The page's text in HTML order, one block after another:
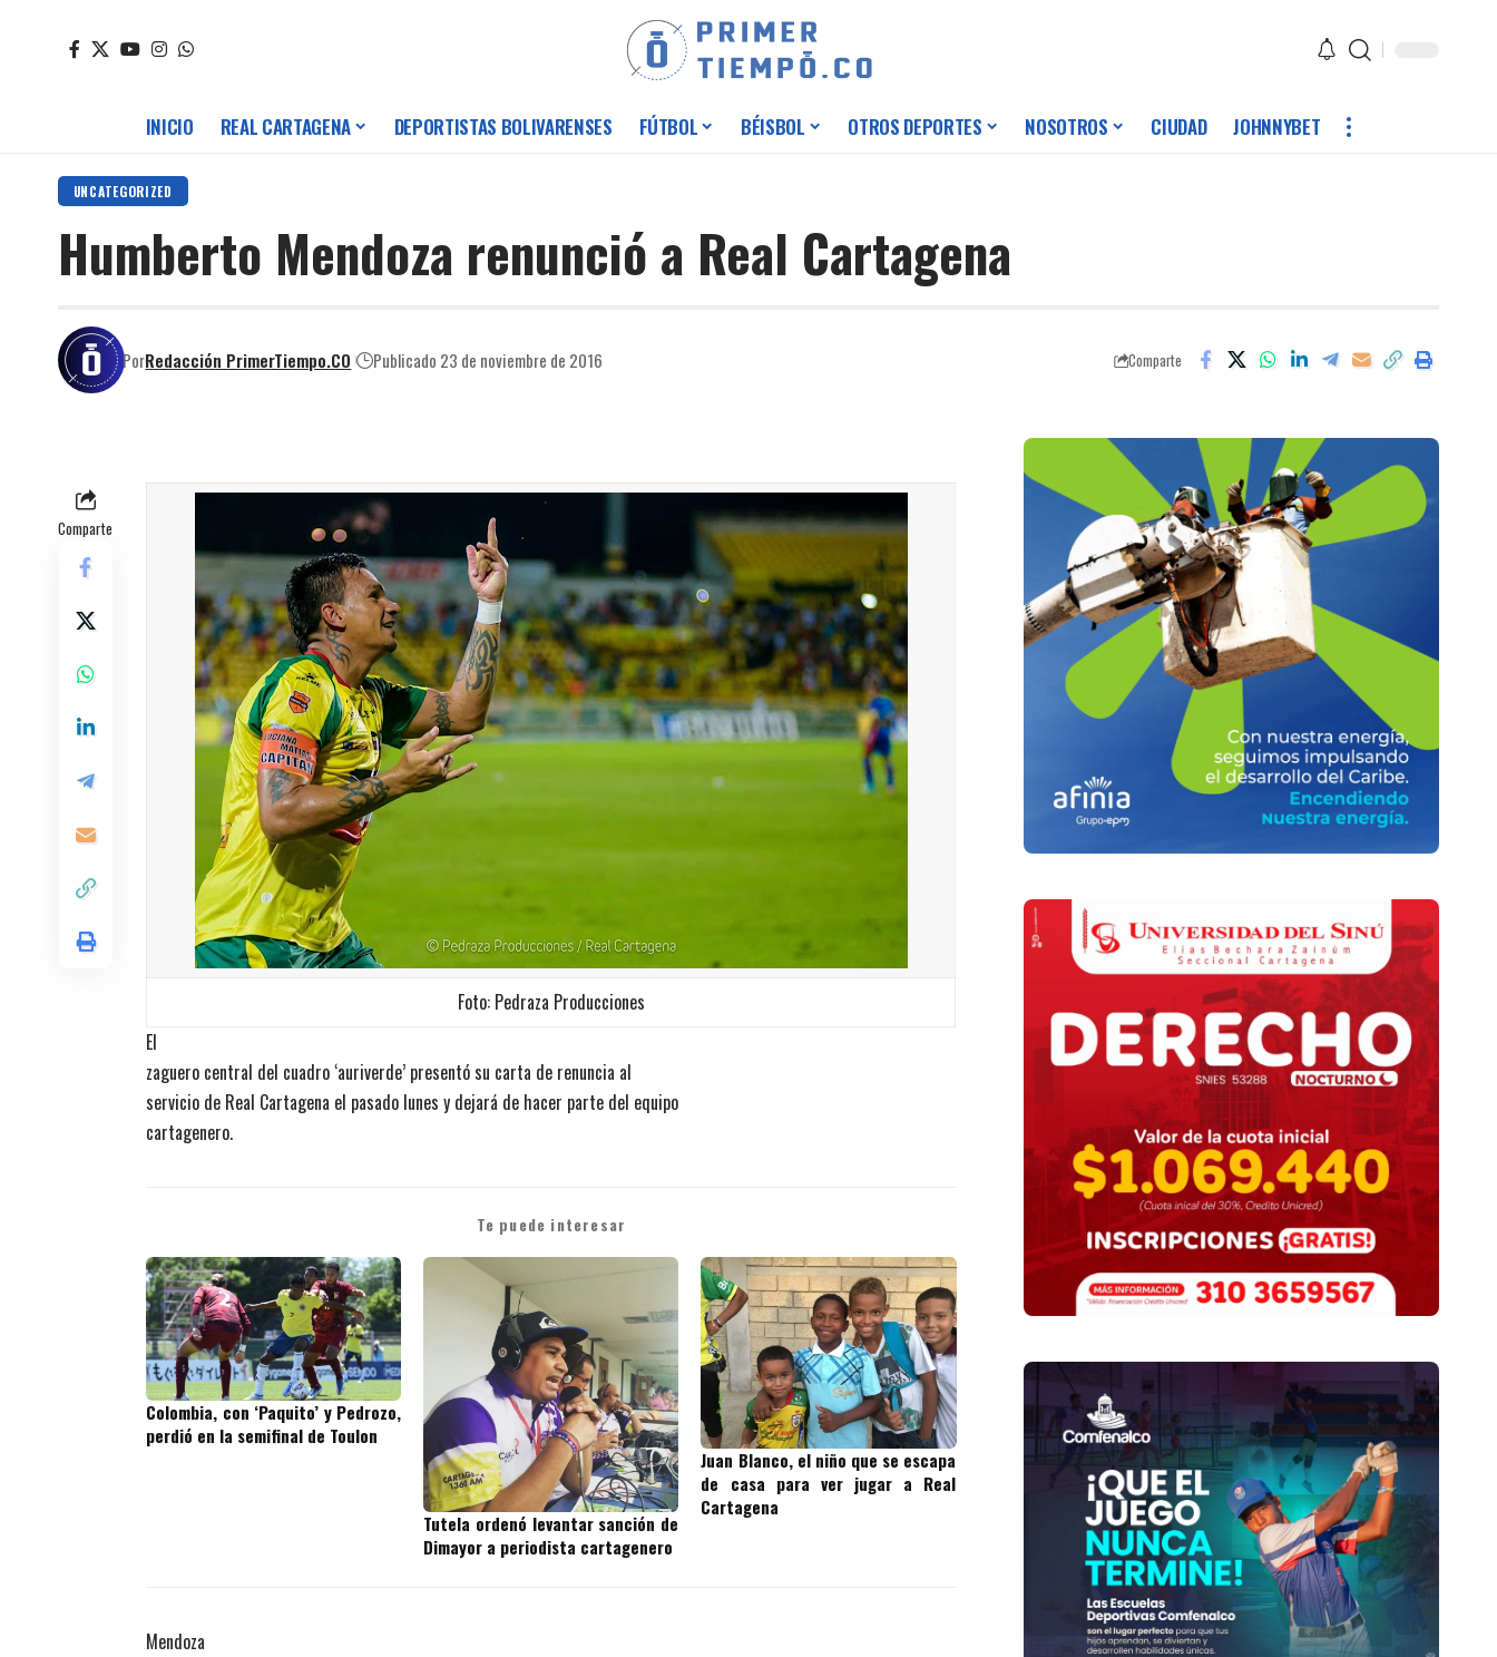
INICIO REAL CARTAGENA DEPORTISTAS BOLIVARENSES FÚTBOL BÉISBOL OTROS DEPORTES NOSOTROS CIUDAD JOHNNYBET
UNCATEGORIZED
Humberto Mendoza renunció a Real Cartagena
PorRedacción PrimerTiempo.CO Publicado 23 de noviembre de 2016 Comparte
Comparte
Foto: Pedraza Producciones
El
zaguero central del cuadro ‘auriverde’ presentó su carta de renuncia al
servicio de Real Cartagena el pasado lunes y dejará de hacer parte del equipo
cartagenero.
Te puede interesar
Colombia, con ‘Paquito’ y Pedrozo,
perdió en la semifinal de Toulon
Tutela ordenó levantar sanción de
Dimayor a periodista cartagenero
Juan Blanco, el niño que se escapa
de casa para ver jugar a Real
Cartagena
Mendoza